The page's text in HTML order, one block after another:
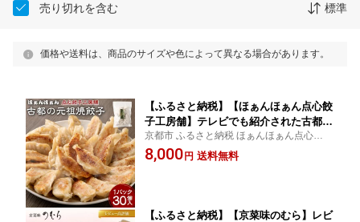
売り切れを含む 標準
価格や送料は、商品のサイズや色によって異なる場合があります。
【ふるさと納税】【ほぁんほぁん点心餃
子工房舗】テレビでも紹介された古都の
元祖焼餃子 | 30個入り 1パック たれ 付
き セット 餃子 ギョーザ ぎょうざ 焼餃
京都市 ふるさと納税 ほぁんほぁん点心餃子
工房舗
8,000 円 送料無料
【ふるさと納税】【京菜味のむら】レビ